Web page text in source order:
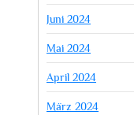
Juni 2024
Mai 2024
April 2024
März 2024